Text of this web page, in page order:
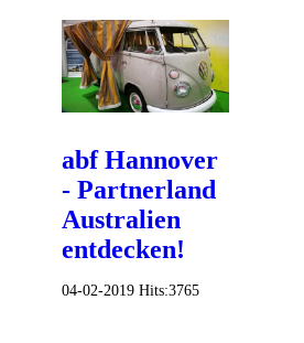
abf Hannover
- Partnerland
Australien
entdecken!
04-02-2019 Hits:3765